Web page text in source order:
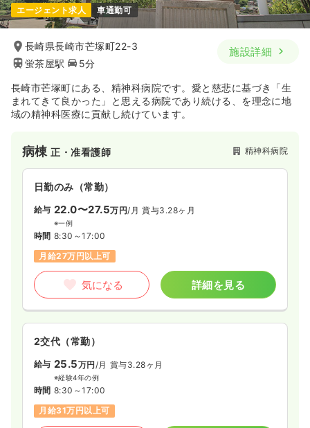
エージェント求人 車通勤可
長崎県長崎市芒塚町22-3
蛍茶屋駅
5分
施設詳細
長崎市芒塚町にある、精神科病院です。愛と慈悲に基づき「生
まれてきて良かった」と思える病院であり続ける、を理念に地
域の精神科医療に貢献し続けています。
病棟正・准看護師 精神科病院
日勤のみ（常勤）
給与 22.0〜27.5万円/月 賞与3.28ヶ月
※一例
時間 8:30～17:00
月給27万円以上可
気になる 詳細を見る
2交代（常勤）
給与 25.5万円/月 賞与3.28ヶ月
※経験4年の例
時間 8:30～17:00
月給31万円以上可